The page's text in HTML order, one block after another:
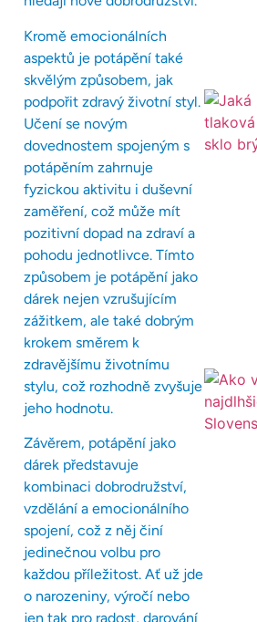
Kromě emocionálních
aspektů je potápění také
skvělým způsobem, jak
podpořit zdravý životní styl.
Učení se novým
dovednostem spojeným s
potápěním zahrnuje
fyzickou aktivitu i duševní
zaměření, což může mít
pozitivní dopad na zdraví a
pohodu jednotlivce. Tímto
způsobem je potápění jako
dárek nejen vzrušujícím
zážitkem, ale také dobrým
krokem směrem k
zdravějšímu životnímu
stylu, což rozhodně zvyšuje
jeho hodnotu.
Závěrem, potápění jako
dárek představuje
kombinaci dobrodružství,
vzdělání a emocionálního
spojení, což z něj činí
jedinečnou volbu pro
každou příležitost. Ať už jde
o narozeniny, výročí nebo
jen tak pro radost, darování